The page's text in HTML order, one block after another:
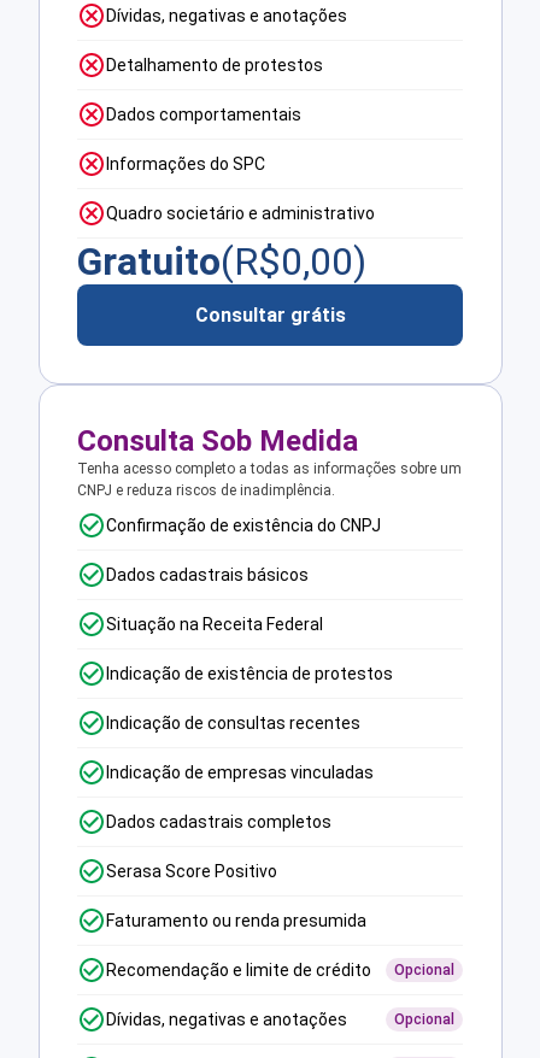
Dívidas, negativas e anotações
Detalhamento de protestos
Dados comportamentais
Informações do SPC
Quadro societário e administrativo
Gratuito(R$0,00)
Consultar grátis
Consulta Sob Medida
Tenha acesso completo a todas as informações sobre um
CNPJ e reduza riscos de inadimplência.
Confirmação de existência do CNPJ
Dados cadastrais básicos
Situação na Receita Federal
Indicação de existência de protestos
Indicação de consultas recentes
Indicação de empresas vinculadas
Dados cadastrais completos
Serasa Score Positivo
Faturamento ou renda presumida
Recomendação e limite de crédito Opcional
Dívidas, negativas e anotações Opcional